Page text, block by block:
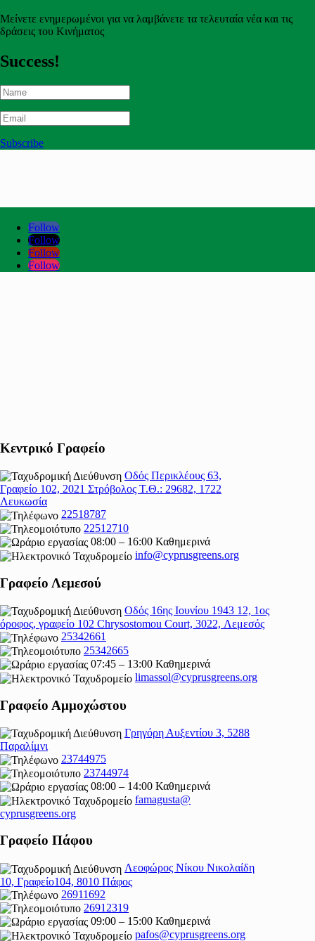
Μείνετε ενημερωμένοι για να λαμβάνετε τα τελευταία νέα και τις
δράσεις του Κινήματος
Success!
Subscribe
Follow
Follow
Follow
Follow
Κεντρικό Γραφείο
Οδός Περικλέους 63,
Γραφείο 102, 2021 Στρόβολος Τ.Θ.: 29682, 1722
Λευκωσία
22518787
22512710
08:00 – 16:00 Καθημερινά
info@cyprusgreens.org
Γραφείο Λεμεσού
Οδός 16ης Ιουνίου 1943 12, 1ος
όροφος, γραφείο 102 Chrysostomou Court, 3022, Λεμεσός
25342661
25342665
07:45 – 13:00 Καθημερινά
limassol@cyprusgreens.org
Γραφείο Αμμοχώστου
Γρηγόρη Αυξεντίου 3, 5288
Παραλίμνι
23744975
23744974
08:00 – 14:00 Καθημερινά
famagusta@
cyprusgreens.org
Γραφείο Πάφου
Λεοφώρος Νίκου Νικολαίδη
10, Γραφείο104, 8010 Πάφος
26911692
26912319
09:00 – 15:00 Καθημερινά
pafos@cyprusgreens.org